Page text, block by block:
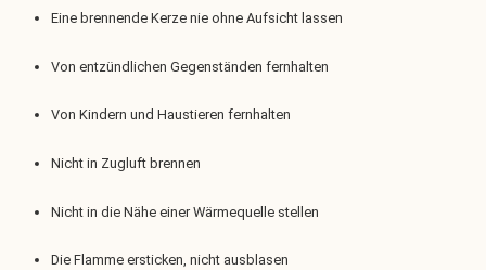
Eine brennende Kerze nie ohne Aufsicht lassen
Von entzündlichen Gegenständen fernhalten
Von Kindern und Haustieren fernhalten
Nicht in Zugluft brennen
Nicht in die Nähe einer Wärmequelle stellen
Die Flamme ersticken, nicht ausblasen